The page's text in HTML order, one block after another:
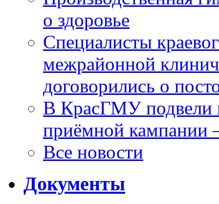
о здоровье
Специалисты
межрайонной
договорились о
В КрасГМУ подвели
приёмной кампании
Все новости
Документы